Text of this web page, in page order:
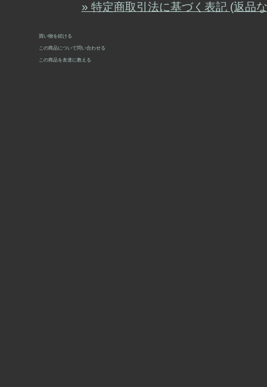
» 特定商取引法に基づく表記 (返品
買い物を続ける
この商品について問い合わせる
この商品を友達に教える